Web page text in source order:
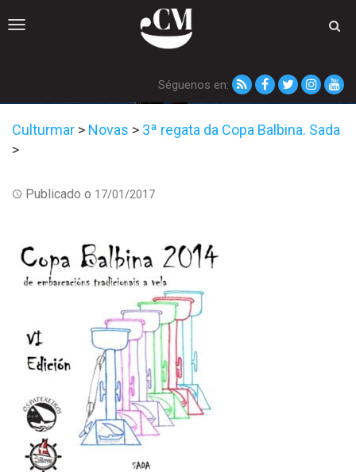
Toggle
Séguenos en:
Culturmar > Novas > 3ª regata da Copa Balbina. Sada
>
Publicado o 17/01/2017